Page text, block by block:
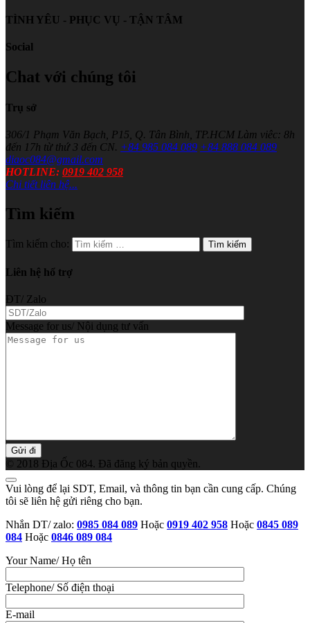
TÌNH YÊU - PHỤC VỤ - TẬN TÂM
Social
Chat với chúng tôi
Trụ sở
306/1 Phạm Văn Bạch, P15, Q. Tân Bình, TP.HCM Làm viêc: 8h
đến 17h từ thứ 3 đến CN. +84 985 084 089 +84 888 084 089
diaoc084@gmail.com
HOTLINE: 0919 402 958
Chi tiết liên hệ...
Tìm kiếm
Tìm kiếm cho:
Liên hệ hổ trợ
ĐT/ Zalo
Message for us/ Nội dụng tư vấn
© 2018 Địa Ốc 084. Đã đăng ký bản quyền.
Vui lòng để lại SDT, Email, và thông tin bạn cần cung cấp. Chúng
tôi sẽ liên hệ gửi riêng cho bạn.
Nhắn DT/ zalo: 0985 084 089 Hoặc 0919 402 958 Hoặc 0845 089
084 Hoặc 0846 089 084
Your Name/ Họ tên
Telephone/ Số điện thoại
E-mail